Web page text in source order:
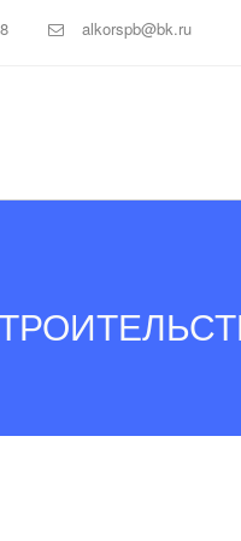
alkorspb@bk.ru